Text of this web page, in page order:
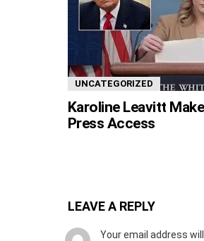
UNCATEGORIZED
Karoline Leavitt
Press Access
LEAVE A REPLY
Your email address